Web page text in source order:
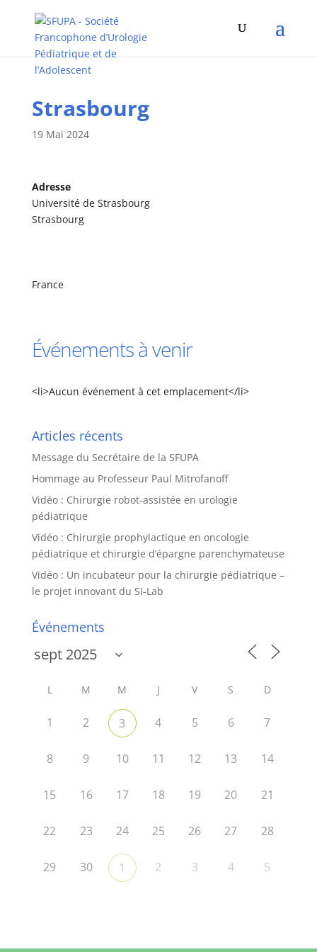
Strasbourg
19 Mai 2024
Adresse
Université de Strasbourg
Strasbourg
France
Événements à venir
<li>Aucun événement à cet emplacement</li>
Articles récents
Message du Secrétaire de la SFUPA
Hommage au Professeur Paul Mitrofanoff
Vidéo : Chirurgie robot-assistée en urologie
pédiatrique
Vidéo : Chirurgie prophylactique en oncologie
pédiatrique et chirurgie d’épargne parenchymateuse
Vidéo : Un incubateur pour la chirurgie pédiatrique –
le projet innovant du SI-Lab
Événements
L M M J V S D
1 2 3 4 5 6 7
8 9 10 11 12 13 14
15 16 17 18 19 20 21
22 23 24 25 26 27 28
29 30 1 2 3 4 5